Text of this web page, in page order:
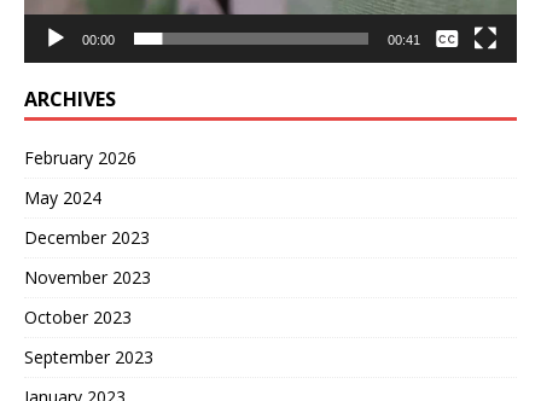
00:00 00:41
None
ARCHIVES
February 2026
May 2024
December 2023
November 2023
October 2023
September 2023